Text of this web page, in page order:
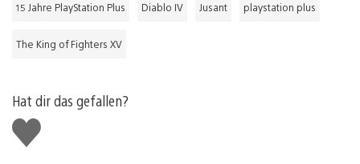
15 Jahre PlayStation Plus Diablo IV Jusant playstation plus
The King of Fighters XV
Hat dir das gefallen?
Gefällt
mir